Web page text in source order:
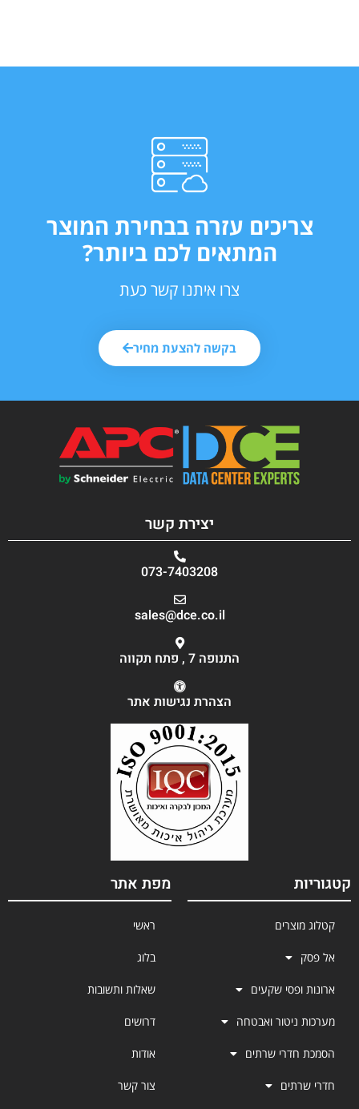
צריכים עזרה בבחירת המוצר
המתאים לכם ביותר?
צרו איתנו קשר כעת
בקשה להצעת מחיר
יצירת קשר
073-7403208
sales@dce.co.il
התנופה 7 , פתח תקווה
הצהרת נגישות אתר
קטגוריות
קטלוג מוצרים
אל פסק
ארונות ופסי שקעים
מערכות ניטור ואבטחה
הסמכת חדרי שרתים
חדרי שרתים
מפת אתר
ראשי
בלוג
שאלות ותשובות
דרושים
אודות
צור קשר